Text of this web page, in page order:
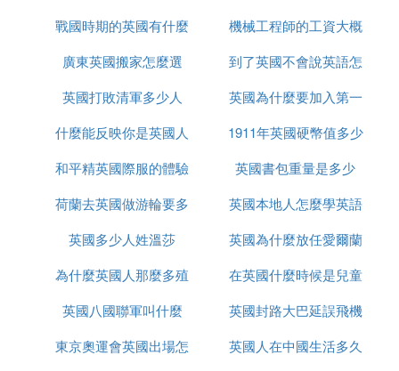
他說可幫助我打個電話，可朋友既沒有手機也無座
機，他又建議可給朋友留張紙條………我的朋友到底
沒有去劍橋，我不知道那位紳士售票員拿著我的紙條
又做了些什麼？其實，英國的紳士就是這么認真負
如今，僅僅從衣著上判斷一個人是不是紳士是十淺薄
神情氣爽、溫文爾雅確實是「紳士」，這使中國的女
性同行十分羨慕，但英國人的紳士已不只是「男人專
利」，女性、小孩同樣紳士，其實英國人的「紳士風
度」體現在日常生活的點滴中，深入到整個國民的骨
它首先體現在說話、語氣和手勢上。在英國，與人談
思
戰國時期的英國有什麼
事件
機械工程師的工資大概
多少英國
廣東英國搬家怎麼選
到了英國不會說英語怎
麼辦
英國打敗清軍多少人
英國為什麼要加入第一
次世界大戰
什麼能反映你是英國人
1911年英國硬幣值多少
錢
和平精英國際服的體驗
服如何上去
英國書包重量是多少
荷蘭去英國做游輪要多
久
英國本地人怎麼學英語
英國多少人姓溫莎
英國為什麼放任愛爾蘭
獨立
為什麼英國人那麼多殖
民地
在英國什麼時候是兒童
節
英國八國聯軍叫什麼
英國封路大巴延誤飛機
延誤怎麼辦
東京奧運會英國出場怎
英國人在中國生活多久